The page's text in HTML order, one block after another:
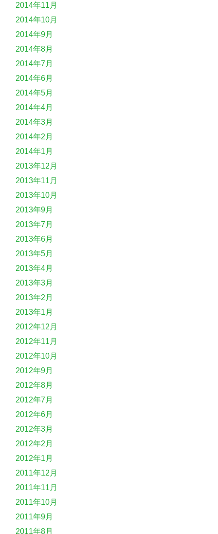
2014年11月
2014年10月
2014年9月
2014年8月
2014年7月
2014年6月
2014年5月
2014年4月
2014年3月
2014年2月
2014年1月
2013年12月
2013年11月
2013年10月
2013年9月
2013年7月
2013年6月
2013年5月
2013年4月
2013年3月
2013年2月
2013年1月
2012年12月
2012年11月
2012年10月
2012年9月
2012年8月
2012年7月
2012年6月
2012年3月
2012年2月
2012年1月
2011年12月
2011年11月
2011年10月
2011年9月
2011年8月